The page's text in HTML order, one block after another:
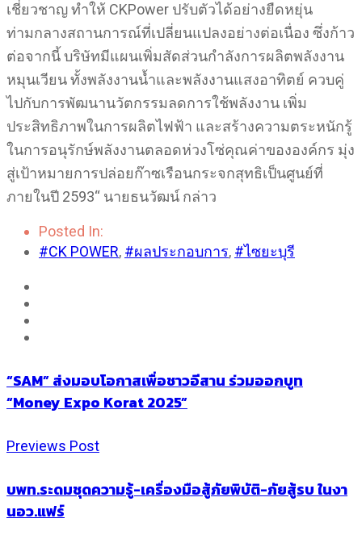
เชี่ยวชาญ ทำให้ CKPower ปรับตัวได้อย่างยืดหยุ่น
ท่ามกลางสถานการณ์ที่เปลี่ยนแปลงอย่างต่อเนื่อง ซึ่งก้าว
ต่อจากนี้ บริษัทมีแผนเพิ่มสัดส่วนกำลังการผลิตพลังงาน
หมุนเวียน ทั้งพลังงานน้ำและพลังงานแสงอาทิตย์ ควบคู่
ไปกับการพัฒนานวัตกรรมลดการใช้พลังงาน เพิ่ม
ประสิทธิภาพในการผลิตไฟฟ้า และสร้างความตระหนักรู้
ในการอนุรักษ์พลังงานตลอดห่วงโซ่คุณค่าขององค์กร มุ่ง
สู่เป้าหมายการปล่อยก๊าซเรือนกระจกสุทธิเป็นศูนย์ที่
ภายในปี 2593“ นายธนวัฒน์ กล่าว
Posted In:
#CK POWER, #ผลประกอบการ, #ไซยะบุรี
“SAM” ส่งมอบโอกาสเพื่อชาวอีสาน ร่วมออกบูท
“Money Expo Korat 2025”
Previews Post
บพท.ระดมชุดความรู้-เครื่องมือสู้ภัยพิบัติ-ภัยสู้รบ ในงา
นอว.แฟร์